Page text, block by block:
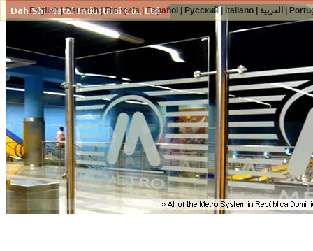
English|Deutsch|Français|Español Русский| Italiano| العربية